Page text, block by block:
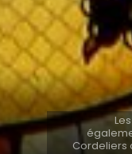
Cordeliers